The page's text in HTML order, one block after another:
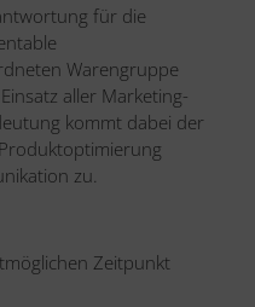
für die
Warengruppe
aller Marketing-
kommt dabei der
zu.
Zeitpunkt